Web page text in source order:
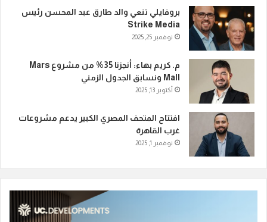
بروفايلي تنعي والد طارق عبد المحسن رئيس
Strike Media
نوفمبر 25, 2025
م. كريم بهاء: أنجزنا 35% من مشروع Mars
Mall ونسابق الجدول الزمني
أكتوبر 13, 2025
افتتاح المتحف المصري الكبير يدعم مشروعات
غرب القاهرة
نوفمبر 1, 2025